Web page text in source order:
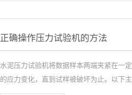
正确操作压力试验机的方法
水泥压力试验机将数据样本两端夹紧在一
的应力变化，直到试样被破坏为止。以下主